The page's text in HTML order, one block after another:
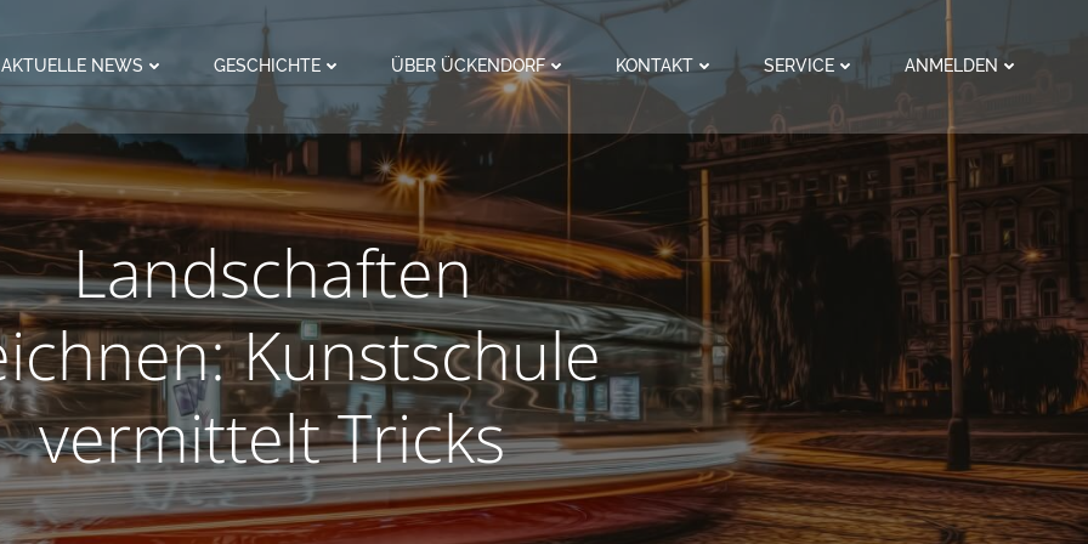
AKTUELLE NEWS GESCHICHTE ÜBER ÜCKENDORF KONTAKT SERVICE ANMELDEN
Landschaften
Kunstschule
vermittelt Tricks